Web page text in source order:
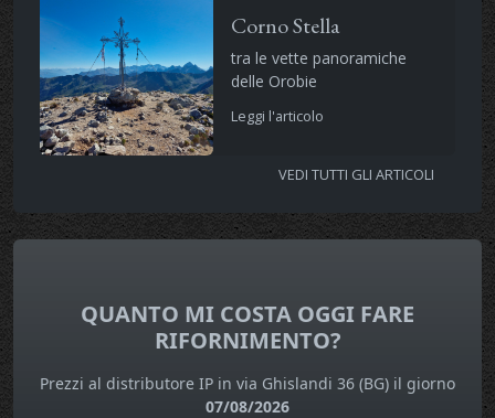
Corno Stella
tra le vette panoramiche
delle Orobie
Leggi l'articolo
VEDI TUTTI GLI ARTICOLI
QUANTO MI COSTA OGGI FARE
RIFORNIMENTO?
Prezzi al distributore IP in via Ghislandi 36 (BG) il giorno
07/08/2026